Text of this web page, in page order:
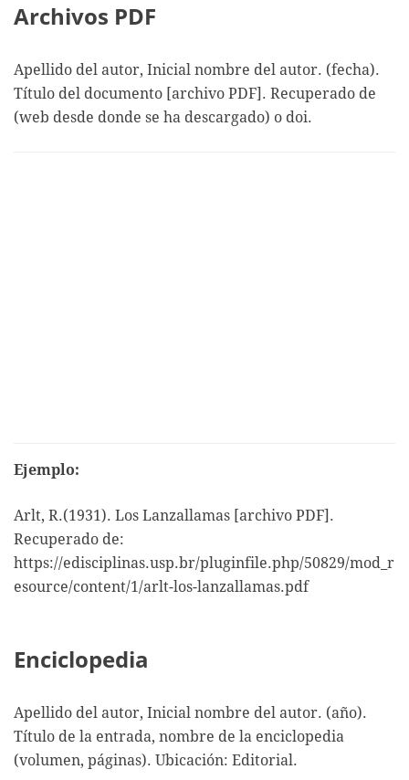
Archivos PDF
Apellido del autor, Inicial nombre del autor. (fecha).
Título del documento [archivo PDF]. Recuperado de
(web desde donde se ha descargado) o doi.
Ejemplo:
Arlt, R.(1931). Los Lanzallamas [archivo PDF].
Recuperado de:
https://edisciplinas.usp.br/pluginfile.php/50829/mod_r
esource/content/1/arlt-los-lanzallamas.pdf
Enciclopedia
Apellido del autor, Inicial nombre del autor. (año).
Título de la entrada, nombre de la enciclopedia
(volumen, páginas). Ubicación: Editorial.